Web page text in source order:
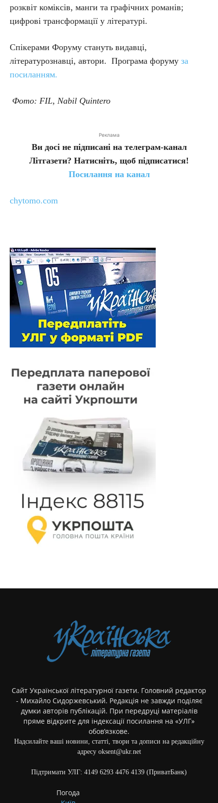
розквіт коміксів, манги та графічних романів;
цифрові трансформації у літературі.
Спікерами Форуму стануть видавці,
літературознавці, автори. Програма форуму за
посиланням.
Фото: FIL, Nabil Quintero
Реклама
Ви досі не підписані на телеграм-канал
Літгазети? Натисніть, щоб підписатися!
Посилання на канал
chytomo.com
Сайт Української літературної газети. Головний редактор
- Михайло Сидоржевський. Редакція не завжди поділяє
думки авторів публікацій. При передруці матеріалів
пряме відкрите для індексації посилання на «УЛГ»
обов’язкове.
Надсилайте ваші новини, статті, твори та дописи на редакційну
адресу oksent@ukr.net
Підтримати УЛГ: 4149 6293 4476 4139 (ПриватБанк)
Погода